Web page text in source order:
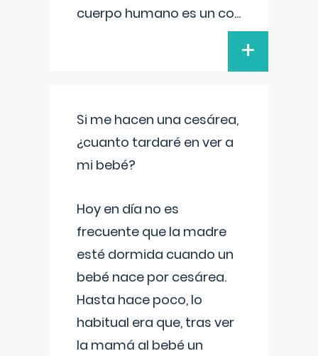
cuerpo humano es un co...
+
Si me hacen una cesárea,
¿cuanto tardaré en ver a
mi bebé?
Hoy en día no es
frecuente que la madre
esté dormida cuando un
bebé nace por cesárea.
Hasta hace poco, lo
habitual era que, tras ver
la mamá al bebé un